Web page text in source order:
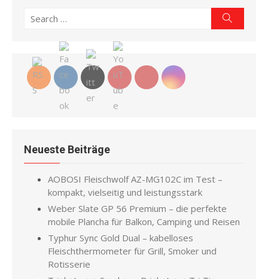
Search
Neueste Beiträge
AOBOSI Fleischwolf AZ-MG102C im Test –
kompakt, vielseitig und leistungsstark
Weber Slate GP 56 Premium – die perfekte
mobile Plancha für Balkon, Camping und Reisen
Typhur Sync Gold Dual – kabelloses
Fleischthermometer für Grill, Smoker und
Rotisserie